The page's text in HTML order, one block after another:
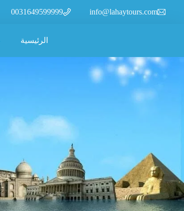
info@lahaytours.com
0031649599999
الرئيسية